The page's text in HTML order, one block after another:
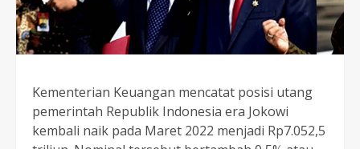
Kementerian Keuangan mencatat posisi utang
pemerintah Republik Indonesia era Jokowi
kembali naik pada Maret 2022 menjadi Rp7.052,5